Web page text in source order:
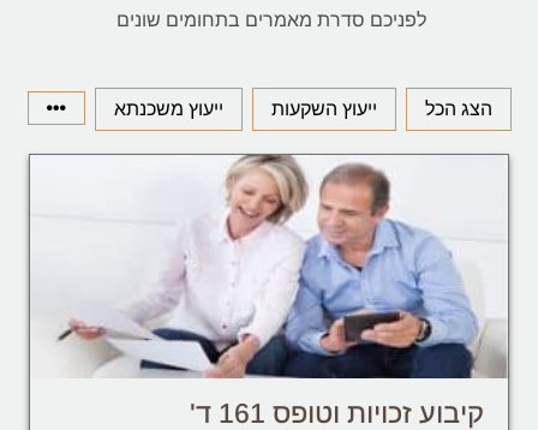
לפניכם סדרת מאמרים בתחומים שונים
הצג הכל ייעוץ השקעות ייעוץ משכנתא
קיבוע זכויות וטופס 161 ד'